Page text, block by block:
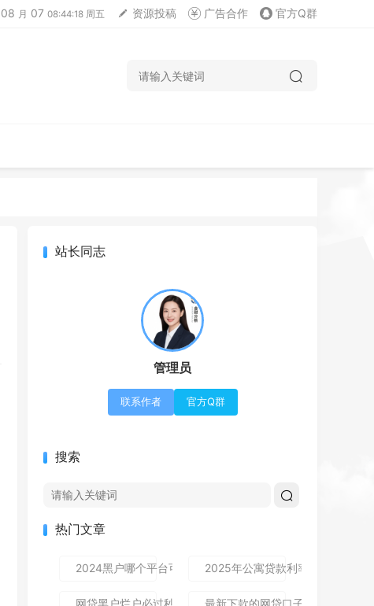
08 月 07 08:44:19 周五 资源投稿 广告合作 官方Q群
站长同志
管理员
联系作者 官方Q群
搜索
热门文章
2024黑户哪个平台可以借到钱,隆重介绍5个免审秒批的分享
2025年公寓贷款利率是多少？别
网贷黑户烂户必过秒下款9月高通过率指南！顺便整理这5个
最新下款的网贷口子论坛,全网收